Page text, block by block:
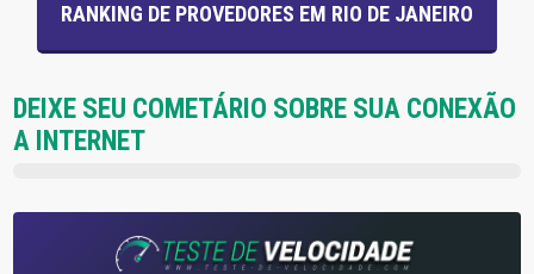
RANKING DE PROVEDORES EM RIO DE JANEIRO
DEIXE SEU COMETÁRIO SOBRE SUA CONEXÃO
A INTERNET